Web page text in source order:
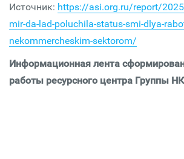
Источник: https://asi.org.ru/report/
mir-da-lad-poluchila-status-smi-dlya-
nekommercheskim-sektorom/
Информационная лента
работы ресурсного центра Группы